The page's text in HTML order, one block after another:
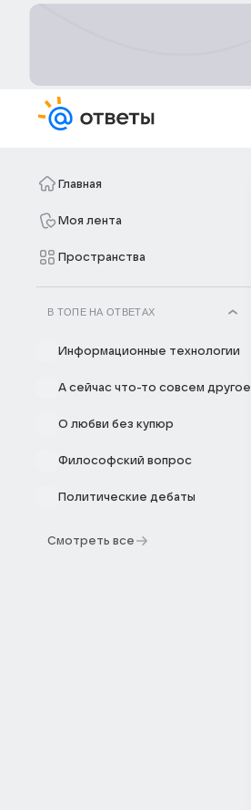
Главная
Моя лента
Пространства
В ТОПЕ НА ОТВЕТАХ
Информационные технологии
А сейчас что-то совсем другое
О любви без купюр
Философский вопрос
Политические дебаты
Смотреть все